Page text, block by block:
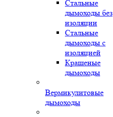
Стальные
дымоходы без
изоляции
Стальные
дымоходы с
изоляцией
Крашеные
дымоходы
Вермикулитовые
дымоходы